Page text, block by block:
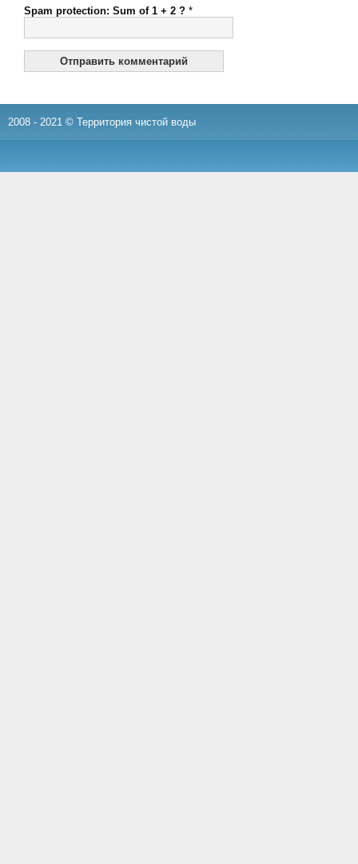
Spam protection: Sum of 1 + 2 ? *
2008 - 2021 © Территория чистой воды